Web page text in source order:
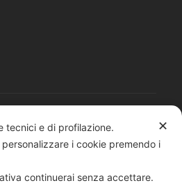
✕
tecnici e di profilazione.
i cookie premendo i
continuerai senza accettare.